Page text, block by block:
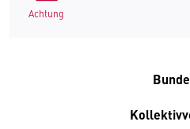
Achtung